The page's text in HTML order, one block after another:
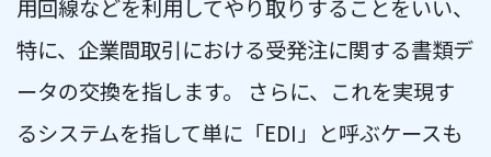
用回線などを利用してやり取りすることをいい、
特に、企業間取引における受発注に関する書類デ
ータの交換を指します。 さらに、これを実現す
るシステムを指して単に「EDI」と呼ぶケースも